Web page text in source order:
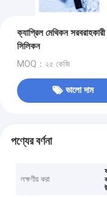
ক্যাপ্রিল মেথিকন
সিলিকন
MOQ：২৫ কেজি
ভালো দাম
পণ্যের বর্ণনা
লক্ষণীয় করা